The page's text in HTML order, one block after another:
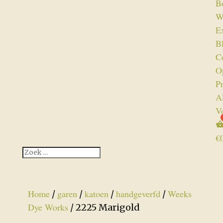
€
Home/ garen/katoen/handgeverfd/Weeks
Dye Works / 2225 Marigold